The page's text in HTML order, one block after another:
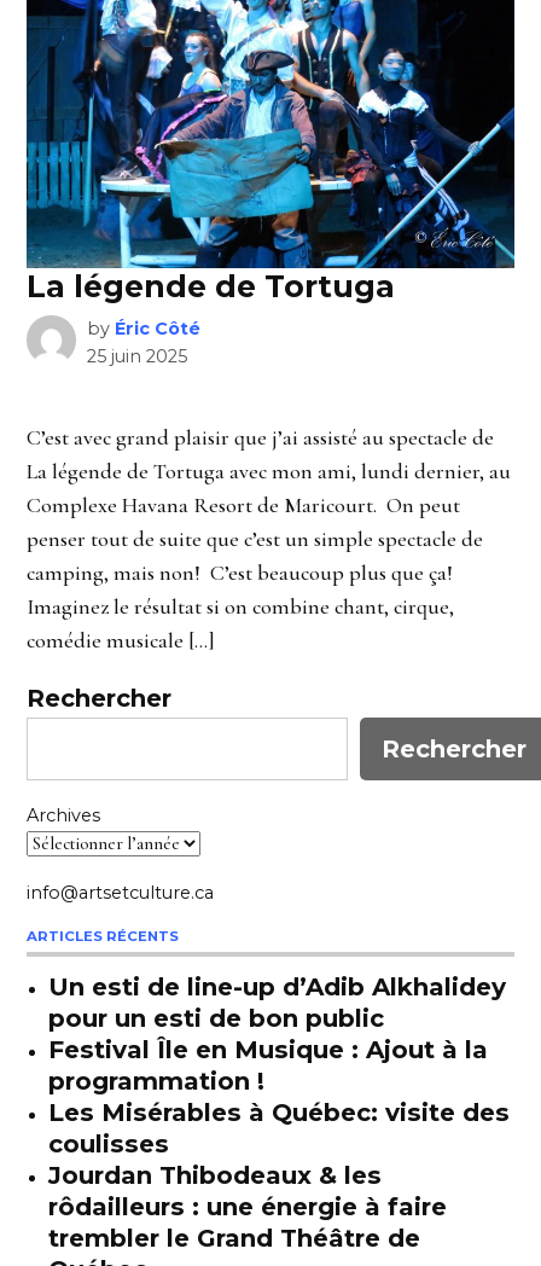
La légende de Tortuga
by Éric Côté
25 juin 2025
C’est avec grand plaisir que j’ai assisté au spectacle de
La légende de Tortuga avec mon ami, lundi dernier, au
Complexe Havana Resort de Maricourt. On peut
penser tout de suite que c’est un simple spectacle de
camping, mais non! C’est beaucoup plus que ça!
Imaginez le résultat si on combine chant, cirque,
comédie musicale […]
Rechercher
Rechercher
Archives
info@artsetculture.ca
ARTICLES RÉCENTS
Un esti de line-up d’Adib Alkhalidey
pour un esti de bon public
Festival Île en Musique : Ajout à la
programmation !
Les Misérables à Québec: visite des
coulisses
Jourdan Thibodeaux & les
rôdailleurs : une énergie à faire
trembler le Grand Théâtre de